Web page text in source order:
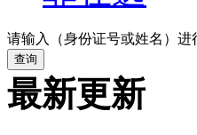
请输入（身份证号或姓名）进
最新更新